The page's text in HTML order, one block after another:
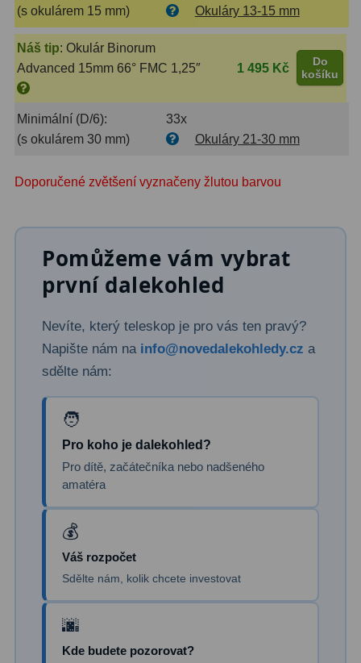
Filtrová kola a rámy16
Rovnače a reduktory 13
Pointace
Zaostřovací masky
Komponenty78
Helical výtahy11
Primární zrcadla9
Sekundární zrcadla
Adaptéry k okulárovým
výtahům8
Pozorovací dalekohledy50
Kompaktní
Turistické
Pro pozorování přírody a
Monokuláry
Dárkové1
(s okulárem 15 mm)
Okuláry 13-15 mm
Náš tip: Okulár Binorum
Advanced 15mm 66° FMC 1,25″
1 495 Kč
Do
košíku
Minimální (D/6):
33x
(s okulárem 30 mm)
Okuláry 21-30 mm
Doporučené zvětšení vyznačeny žlutou barvou
Pomůžeme vám vybrat
první dalekohled
Nevíte, který teleskop je pro vás ten pravý?
Napište nám na info@novedalekohledy.cz a
sdělte nám:
Pro koho je dalekohled?
Pro dítě, začátečníka nebo nadšeného
amatéra
Váš rozpočet
Sdělte nám, kolik chcete investovat
Kde budete pozorovat?